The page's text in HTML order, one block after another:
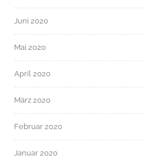
Juni 2020
Mai 2020
April 2020
März 2020
Februar 2020
Januar 2020